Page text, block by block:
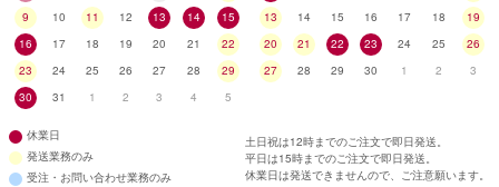
9
10 11 12 13 14
15
16
17 18 19 20 21
22
23
24 25 26 27 28
29
30
31 1 2 3 4 5
13
14 15 16 17 18
19
20
21 22 23 24 25
26
27
28 29 30 1 2 3
休業日
発送業務のみ
受注・お問い合わせ業務のみ
土日祝は12時までのご注文で即日発送。
平日は15時までのご注文で即日発送。
休業日は発送できませんので、ご注意願います。